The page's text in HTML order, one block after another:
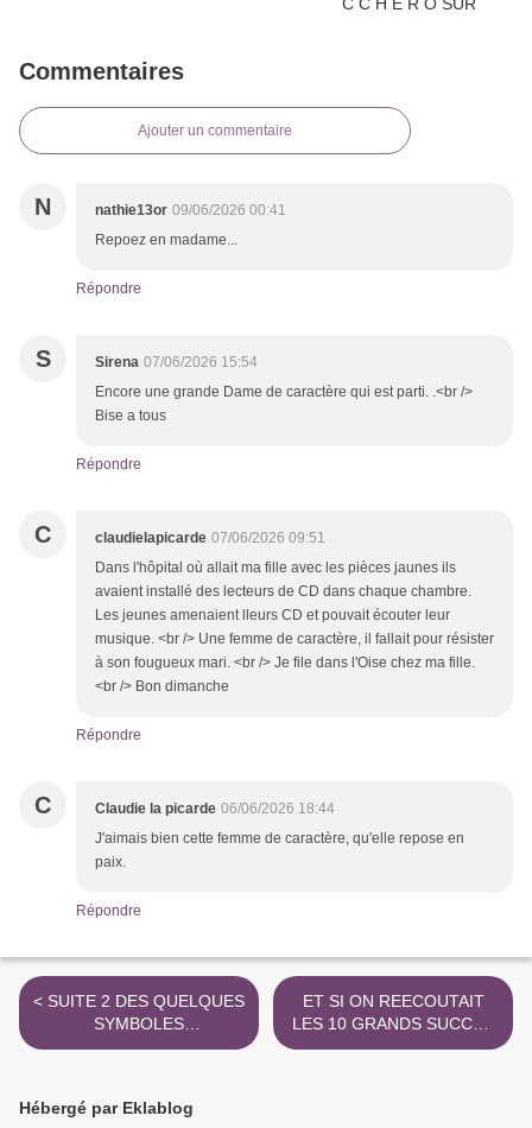
Commentaires
Ajouter un commentaire
N nathie13or 09/06/2026 00:41
Repoez en madame...
Répondre
S Sirena 07/06/2026 15:54
Encore une grande Dame de caractère qui est parti. .<br />
Bise a tous
Répondre
C claudielapicarde 07/06/2026 09:51
Dans l'hôpital où allait ma fille avec les pièces jaunes ils
avaient installé des lecteurs de CD dans chaque chambre.
Les jeunes amenaient lleurs CD et pouvait écouter leur
musique. <br /> Une femme de caractère, il fallait pour résister
à son fougueux mari. <br /> Je file dans l'Oise chez ma fille.
<br /> Bon dimanche
Répondre
C Claudie la picarde 06/06/2026 18:44
J'aimais bien cette femme de caractère, qu'elle repose en
paix.
Répondre
< SUITE 2 DES QUELQUES
SYMBOLES
ENVIRONNANTS PARMI
ET SI ON REECOUTAIT
LES 10 GRANDS SUCCES
MUSICAUX DU GROUPE O
Hébergé par Eklablog